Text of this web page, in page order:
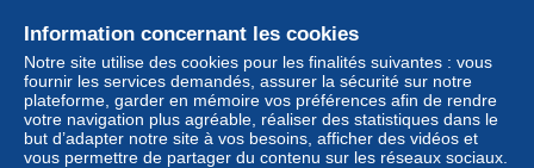
Information concernant les cookies
Notre site utilise des cookies pour les finalités suivantes : vous
fournir les services demandés, assurer la sécurité sur notre
plateforme, garder en mémoire vos préférences afin de rendre
votre navigation plus agréable, réaliser des statistiques dans le
but d’adapter notre site à vos besoins, afficher des vidéos et
vous permettre de partager du contenu sur les réseaux sociaux.